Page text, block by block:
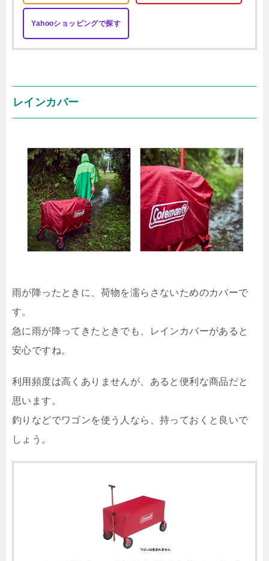
Yahooショッピングで探す
レインカバー
雨が降ったときに、荷物を濡らさないためのカバーで
す。
急に雨が降ってきたときでも、レインカバーがあると
安心ですね。
利用頻度は高くありませんが、あると便利な商品だと
思います。
釣りなどでワゴンを使う人なら、持っておくと良いで
しょう。